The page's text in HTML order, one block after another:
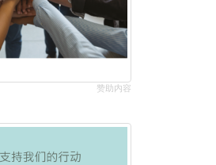
赞助内容